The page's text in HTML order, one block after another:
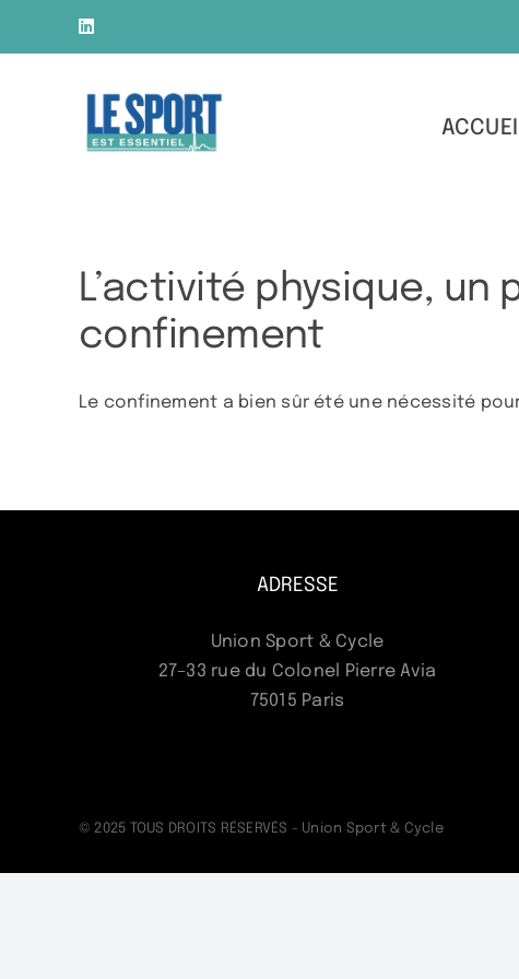
LinkedIn
L’activité physique,
confinement
Le confinement a bien sûr été une nécessité
ADRESSE
Union Sport & Cycle
27–33 rue du Colonel Pierre Avia
75015 Paris
© 2025 TOUS DROITS RÉSERVÉS - Union Sport & Cycle